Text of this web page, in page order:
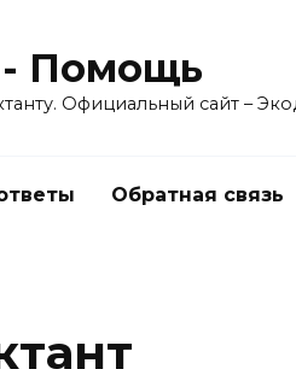
- Помощь
Официальный сайт –
Обратная связь